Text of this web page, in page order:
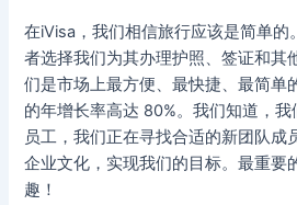
在iVisa，我们相信旅行应该是简单的
者选择我们为其办理护照、签证和其
们是市场上最方便、最快捷、最简单
的年增长率高达 80%。我们知道，
员工，我们正在寻找合适的新团队成
企业文化，实现我们的目标。最重要
趣！